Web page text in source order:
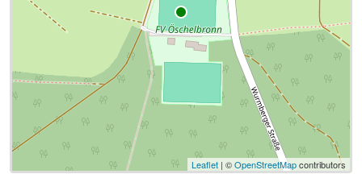
Leaflet | ©OpenStreetMapcontributors